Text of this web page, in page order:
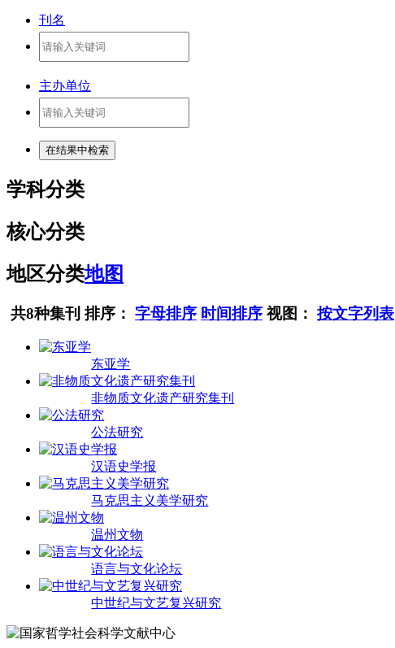
刊名
主办单位
学科分类
核心分类
地区分类地图
共8种集刊 排序： 字母排序 时间排序 视图： 按文字列表
东亚学
非物质文化遗产研究集刊
公法研究
汉语史学报
马克思主义美学研究
温州文物
语言与文化论坛
中世纪与文艺复兴研究